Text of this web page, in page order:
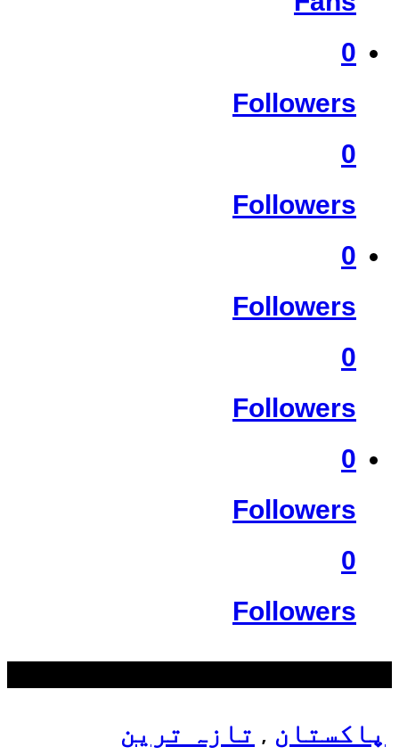
0
Followers
0
Followers
0
Followers
0
Followers
0
Followers
0
Followers
پاکستان , تازہ ترین